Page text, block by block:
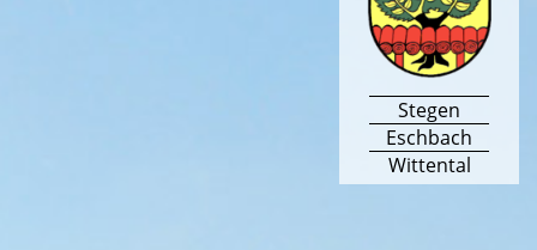
Stegen
Eschbach
Wittental